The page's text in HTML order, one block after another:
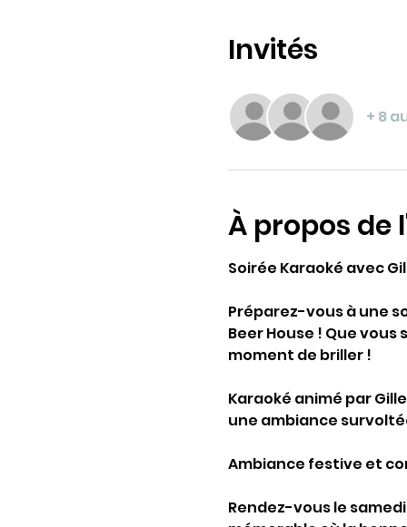
Invités
+ 8
À propos de
Soirée Karaoké avec
Préparez-vous à une
Beer House ! Que
moment de briller !
Karaoké animé par
une ambiance
Ambiance festive et
Rendez-vous le